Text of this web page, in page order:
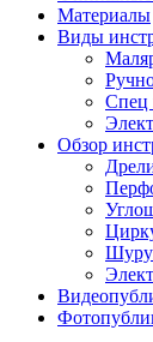
Материалы
Виды
Спец
Обзор